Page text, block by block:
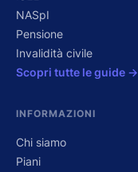
NASpI
Pensione
Invalidità civile
Scopri tutte le guide →
INFORMAZIONI
Chi siamo
Piani